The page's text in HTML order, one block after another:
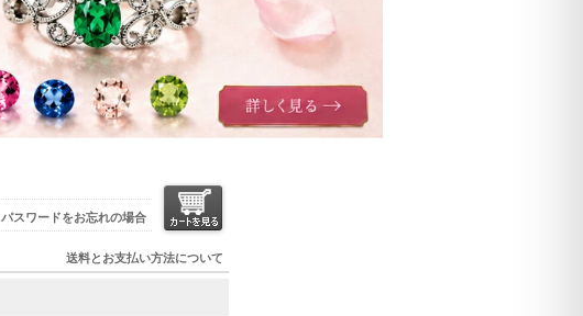
パスワードをお忘れの場合
送料とお支払い方法について